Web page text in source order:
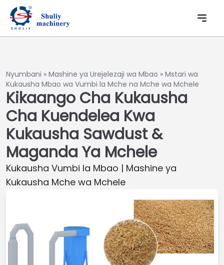
Nyumbani » Mashine ya Urejelezaji wa Mbao » Mstari wa
Kukausha Mbao wa Vumbi la Mche na Mche wa Mchele
Kikaango Cha Kukausha
Cha Kuendelea Kwa
Kukausha Sawdust &
Maganda Ya Mchele
Kukausha Vumbi la Mbao | Mashine ya
Kukausha Mche wa Mchele